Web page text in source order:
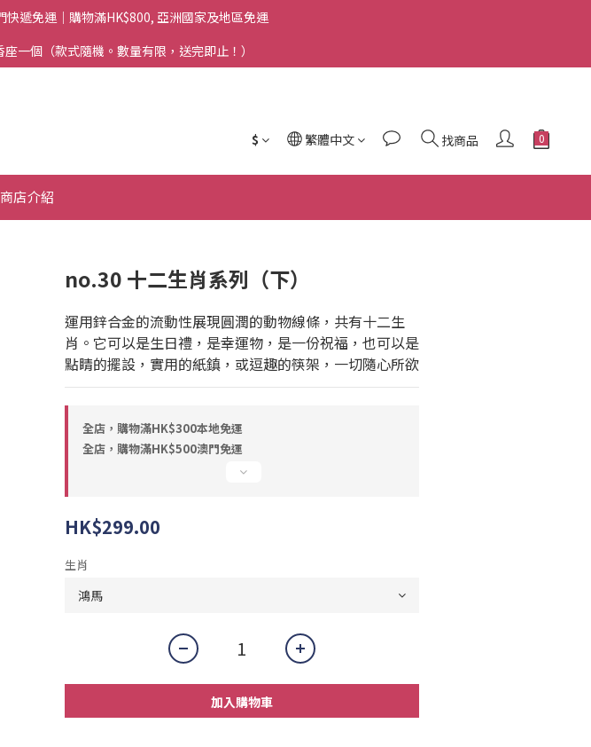
遞免運｜購物滿HK$800, 亞洲國家及地區免運
一個（款式隨機。數量有限，送完即止！）
$ 繁體中文 找商品
商店介紹
no.30 十二生肖系列（下）
運用鋅合金的流動性展現圓潤的動物線條，共有十二生
肖。它可以是生日禮，是幸運物，是一份祝福，也可以是
點睛的擺設，實用的紙鎮，或逗趣的筷架，一切隨心所欲
全店，購物滿HK$300本地免運
全店，購物滿HK$500澳門免運
HK$299.00
生肖
加入購物車